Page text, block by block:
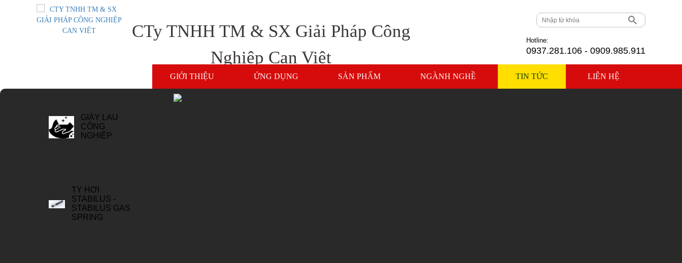
CTy TNHH TM & SX Giải Pháp Công
Nghiệp Can Việt
Hotline:
0937.281.106 - 0909.985.911
GIỚI THIỆU ỨNG DỤNG SẢN PHẨM NGÀNH NGHỀ TIN TỨC LIÊN HỆ
GIẤY LAU
CÔNG
NGHIỆP
TY HƠI
STABILUS -
STABILUS GAS
SPRING